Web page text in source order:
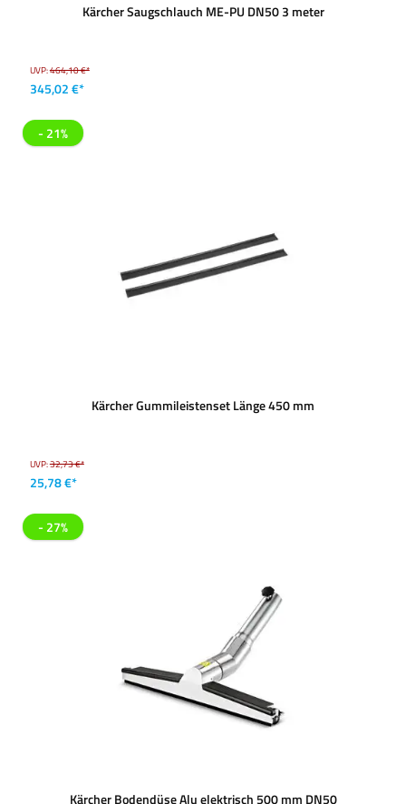
Kärcher Saugschlauch ME-PU DN50 3 meter
UVP:464,10 €*
345,02 €*
- 21%
Kärcher Gummileistenset Länge 450 mm
UVP:32,73 €*
25,78 €*
- 27%
Kärcher Bodendüse Alu elektrisch 500 mm DN50